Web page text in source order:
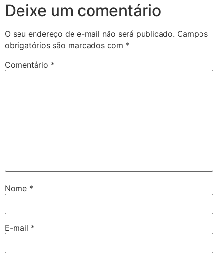
Deixe um comentário
O seu endereço de e-mail não será publicado. Campos
obrigatórios são marcados com *
Comentário *
Nome *
E-mail *